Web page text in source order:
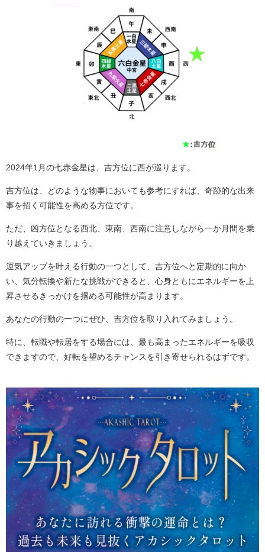
2024年1月の七赤金星は、吉方位に西が巡ります。
吉方位は、どのような物事においても参考にすれば、奇跡的な出来
事を招く可能性を高める方位です。
ただ、凶方位となる西北、東南、西南に注意しながら一か月間を乗
り越えていきましょう。
運気アップを叶える行動の一つとして、吉方位へと定期的に向か
い、気分転換や新たな挑戦ができると、心身ともにエネルギーを上
昇させるきっかけを掴める可能性が高まります。
あなたの行動の一つにぜひ、吉方位を取り入れてみましょう。
特に、転職や転居をする場合には、最も高まったエネルギーを吸収
できますので、好転を望めるチャンスを引き寄せられるはずです。